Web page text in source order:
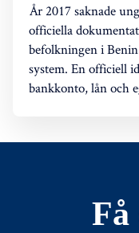
År 2017 saknade
officiella
befolkningen i
system. En officiell
bankkonto, lån och
Få